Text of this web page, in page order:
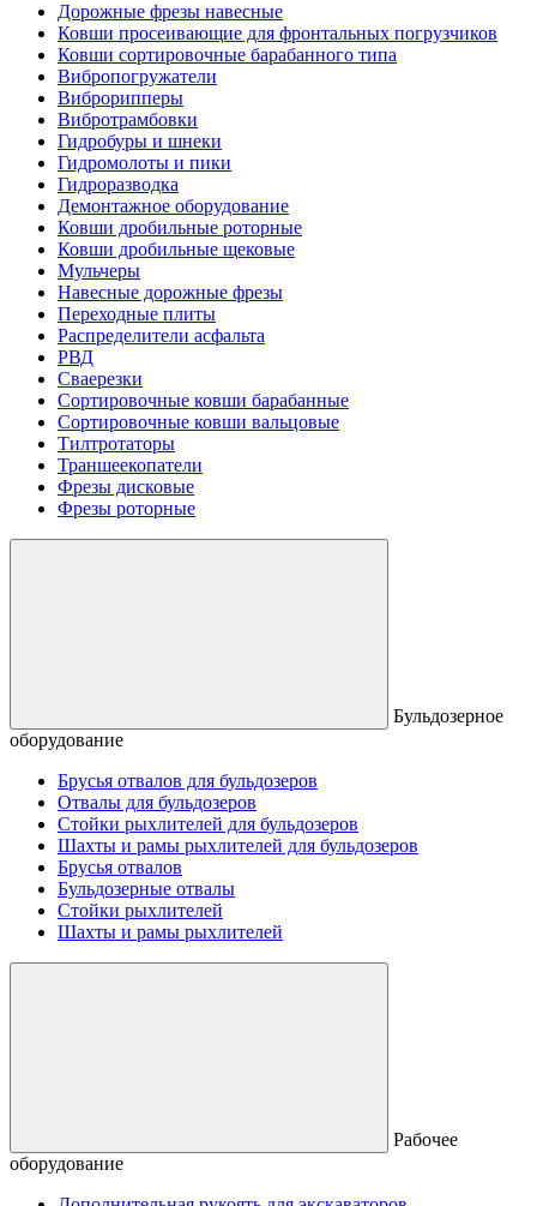
Дорожные фрезы навесные
Ковши просеивающие для фронтальных погрузчиков
Ковши сортировочные барабанного типа
Вибропогружатели
Виброрипперы
Вибротрамбовки
Гидробуры и шнеки
Гидромолоты и пики
Гидроразводка
Демонтажное оборудование
Ковши дробильные роторные
Ковши дробильные щековые
Мульчеры
Навесные дорожные фрезы
Переходные плиты
Распределители асфальта
РВД
Сваерезки
Сортировочные ковши барабанные
Сортировочные ковши вальцовые
Тилтротаторы
Траншеекопатели
Фрезы дисковые
Фрезы роторные
Бульдозерное
оборудование
Брусья отвалов для бульдозеров
Отвалы для бульдозеров
Стойки рыхлителей для бульдозеров
Шахты и рамы рыхлителей для бульдозеров
Брусья отвалов
Бульдозерные отвалы
Стойки рыхлителей
Шахты и рамы рыхлителей
Рабочее
оборудование